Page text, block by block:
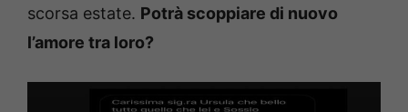
scorsa estate. Potrà scoppiare di nuovo
l’amore tra loro?